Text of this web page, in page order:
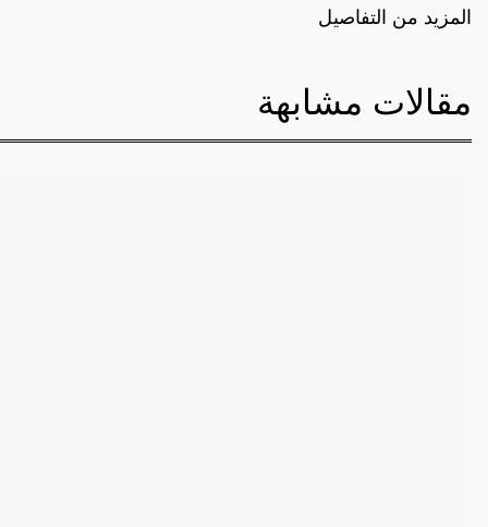
المزيد من التفاصيل
مقالات مشابهة